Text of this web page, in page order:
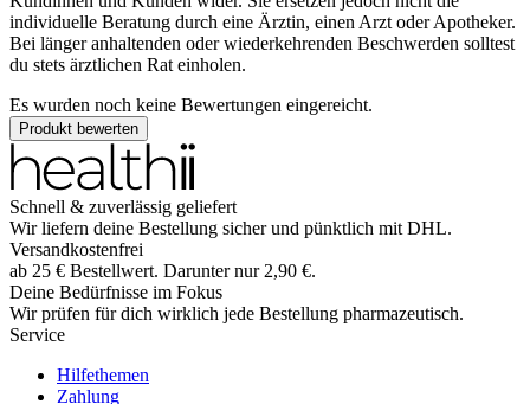
individuelle Beratung durch eine Ärztin, einen Arzt oder Apotheker.
Bei länger anhaltenden oder wiederkehrenden Beschwerden solltest
du stets ärztlichen Rat einholen.
Es wurden noch keine Bewertungen eingereicht.
Produkt bewerten
Schnell & zuverlässig geliefert
Wir liefern deine Bestellung sicher und pünktlich mit DHL.
Versandkostenfrei
ab 25 € Bestellwert. Darunter nur 2,90 €.
Deine Bedürfnisse im Fokus
Wir prüfen für dich wirklich jede Bestellung pharmazeutisch.
Service
Hilfethemen
Zahlung